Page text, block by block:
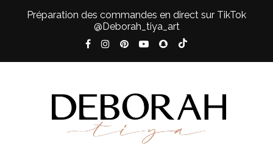
Préparation des commandes en direct sur TikTok
@Deborah_tiya_art